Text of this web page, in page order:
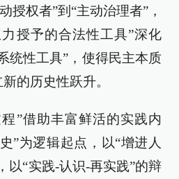
授权者”到“主动治理者”，
授予的合法性工具”深化
统性工具”，使得民主本质
的历史性跃升。
”借助丰富鲜活的实践内
”为逻辑起点，以“增进人
以“实践-认识-再实践”的辩